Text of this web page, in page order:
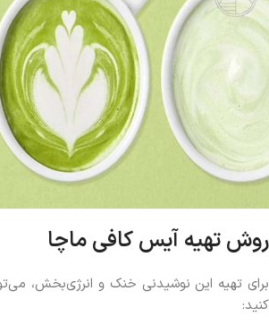
روش تهیه آیس کافی ماچا
برای تهیه این نوشیدنی خنک و انرژی‌بخش،
کنید: